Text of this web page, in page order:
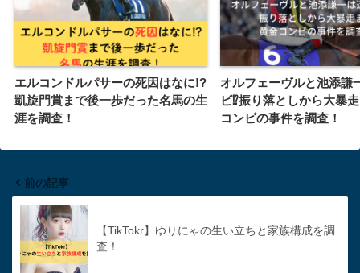
エルコンドルパサーの死因はなに!?
凱旋門賞まで後一歩だった名馬の生
涯を調査！
オルフェーヴルと池添謙
ビ⁉︎振り落としから大暴
コンビの事件を調査！
前の記事
【TikTokr】ゆりにゃの生い立ちと家族構成を調
査！